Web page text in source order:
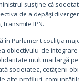
susţine că
de a depăşi
transmite IPN.
în Parlament coaliţia
obiectivului de
mult mai largă
societatea, cetăţenii
alte profiluri,